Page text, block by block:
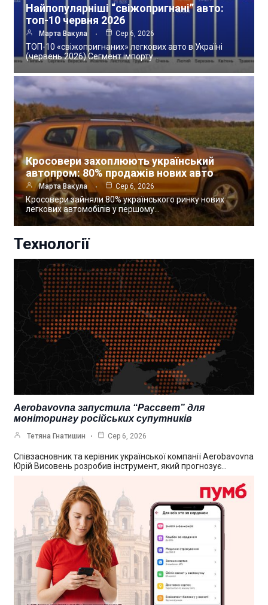
Найпопулярніші “свіжопригнані” авто:
топ-10 червня 2026
Марта Вакула Сер 6, 2026
ТОП-10 «свіжопригнаних» легкових авто в Україні
(червень 2026) Сегмент імпорту…
Кросовери захоплюють український
автопром: 80% продажів нових авто
Марта Вакула Сер 6, 2026
Кросовери зайняли 80% українського ринку нових
легкових автомобілів у першому…
Технології
Aerobavovna запустила “Рассвет” для
моніторингу російських супутників
Тетяна Гнатишин Сер 6, 2026
Співзасновник та керівник української компанії Aerobavovna
Юрій Висовень розробив інструмент, який прогнозує…